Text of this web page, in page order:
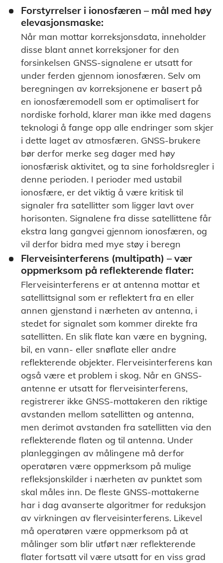
Forstyrrelser i ionosfæren – mål med høy
elevasjonsmaske:
Når man mottar korreksjonsdata, inneholder
disse blant annet korreksjoner for den
forsinkelsen GNSS-signalene er utsatt for
under ferden gjennom ionosfæren. Selv om
beregningen av korreksjonene er basert på
en ionosfæremodell som er optimalisert for
nordiske forhold, klarer man ikke med dagens
teknologi å fange opp alle endringer som skjer
i dette laget av atmosfæren. GNSS-brukere
bør derfor merke seg dager med høy
ionosfærisk aktivitet, og ta sine forholdsregler i
denne perioden. I perioder med ustabil
ionosfære, er det viktig å være kritisk til
signaler fra satellitter som ligger lavt over
horisonten. Signalene fra disse satellittene får
ekstra lang gangvei gjennom ionosfæren, og
vil derfor bidra med mye støy i beregn
Flerveisinterferens (multipath) – vær
oppmerksom på reflekterende flater:
Flerveisinterferens er at antenna mottar et
satellittsignal som er reflektert fra en eller
annen gjenstand i nærheten av antenna, i
stedet for signalet som kommer direkte fra
satellitten. En slik flate kan være en bygning,
bil, en vann- eller snøflate eller andre
reflekterende objekter. Flerveisinterferens kan
også være et problem i skog. Når en GNSS-
antenne er utsatt for flerveisinterferens,
registrerer ikke GNSS-mottakeren den riktige
avstanden mellom satellitten og antenna,
men derimot avstanden fra satellitten via den
reflekterende flaten og til antenna. Under
planleggingen av målingene må derfor
operatøren være oppmerksom på mulige
refleksjonskilder i nærheten av punktet som
skal måles inn. De fleste GNSS-mottakerne
har i dag avanserte algoritmer for reduksjon
av virkningen av flerveisinterferens. Likevel
må operatøren være oppmerksom på at
målinger som blir utført nær reflekterende
flater fortsatt vil være utsatt for en viss grad